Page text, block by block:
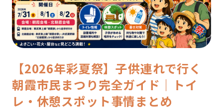
【2026年彩夏祭】子供連れで行く
朝霞市民まつり完全ガイド｜トイ
レ・休憩スポット事情まとめ